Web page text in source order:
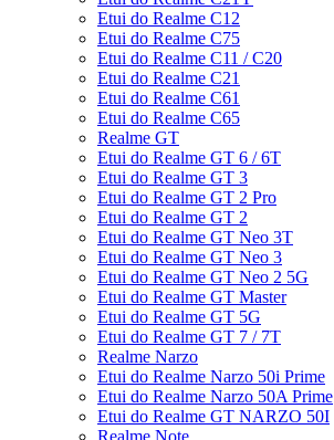
Etui do Realme C12
Etui do Realme C75
Etui do Realme C11 / C20
Etui do Realme C21
Etui do Realme C61
Etui do Realme C65
Realme GT
Etui do Realme GT 6 / 6T
Etui do Realme GT 3
Etui do Realme GT 2 Pro
Etui do Realme GT 2
Etui do Realme GT Neo 3T
Etui do Realme GT Neo 3
Etui do Realme GT Neo 2 5G
Etui do Realme GT Master
Etui do Realme GT 5G
Etui do Realme GT 7 / 7T
Realme Narzo
Etui do Realme Narzo 50i Prime
Etui do Realme Narzo 50A Prime
Etui do Realme GT NARZO 50I
Realme Note